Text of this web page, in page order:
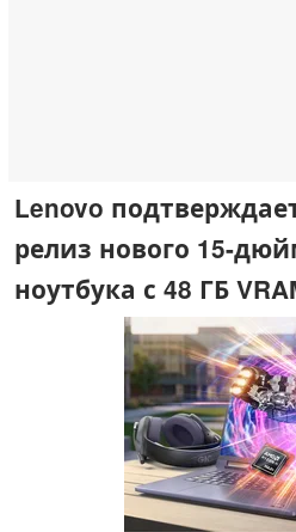
Lenovo
релиз нового 15-
ноутбука с 48 ГБ